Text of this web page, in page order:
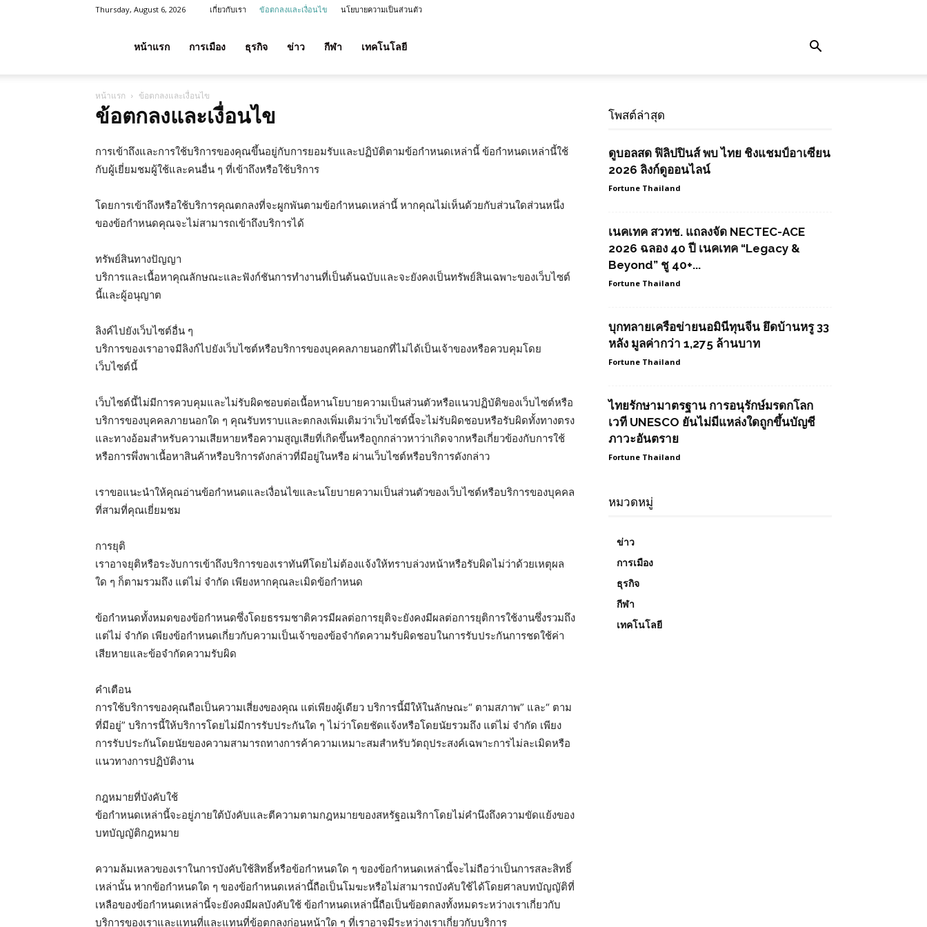
Thursday, August 6, 2026 เกี่ยวกับเรา ข้อตกลงและเงื่อนไข นโยบายความเป็นส่วนตัว
ลาภ
ประเทศไทย
หน้าแรก การเมือง ธุรกิจ ข่าว กีฬา เทคโนโลยี
หน้าแรก ข้อตกลงและเงื่อนไข
ข้อตกลงและเงื่อนไข
การเข้าถึงและการใช้บริการของคุณขึ้นอยู่กับการยอมรับและปฏิบัติตามข้อกำหนดเหล่านี้ ข้อกำหนดเหล่านี้ใช้
กับผู้เยี่ยมชมผู้ใช้และคนอื่น ๆ ที่เข้าถึงหรือใช้บริการ
โดยการเข้าถึงหรือใช้บริการคุณตกลงที่จะผูกพันตามข้อกำหนดเหล่านี้ หากคุณไม่เห็นด้วยกับส่วนใดส่วนหนึ่ง
ของข้อกำหนดคุณจะไม่สามารถเข้าถึงบริการได้
ทรัพย์สินทางปัญญา
บริการและเนื้อหาคุณลักษณะและฟังก์ชันการทำงานที่เป็นต้นฉบับและจะยังคงเป็นทรัพย์สินเฉพาะของเว็บไซต์
นี้และผู้อนุญาต
ลิงค์ไปยังเว็บไซต์อื่น ๆ
บริการของเราอาจมีลิงก์ไปยังเว็บไซต์หรือบริการของบุคคลภายนอกที่ไม่ได้เป็นเจ้าของหรือควบคุมโดย
เว็บไซต์นี้
เว็บไซต์นี้ไม่มีการควบคุมและไม่รับผิดชอบต่อเนื้อหานโยบายความเป็นส่วนตัวหรือแนวปฏิบัติของเว็บไซต์หรือ
บริการของบุคคลภายนอกใด ๆ คุณรับทราบและตกลงเพิ่มเติมว่าเว็บไซต์นี้จะไม่รับผิดชอบหรือรับผิดทั้งทางตรง
และทางอ้อมสำหรับความเสียหายหรือความสูญเสียที่เกิดขึ้นหรือถูกกล่าวหาว่าเกิดจากหรือเกี่ยวข้องกับการใช้
หรือการพึ่งพาเนื้อหาสินค้าหรือบริการดังกล่าวที่มีอยู่ในหรือ ผ่านเว็บไซต์หรือบริการดังกล่าว
เราขอแนะนำให้คุณอ่านข้อกำหนดและเงื่อนไขและนโยบายความเป็นส่วนตัวของเว็บไซต์หรือบริการของบุคคล
ที่สามที่คุณเยี่ยมชม
การยุติ
เราอาจยุติหรือระงับการเข้าถึงบริการของเราทันทีโดยไม่ต้องแจ้งให้ทราบล่วงหน้าหรือรับผิดไม่ว่าด้วยเหตุผล
ใด ๆ ก็ตามรวมถึง แต่ไม่ จำกัด เพียงหากคุณละเมิดข้อกำหนด
ข้อกำหนดทั้งหมดของข้อกำหนดซึ่งโดยธรรมชาติควรมีผลต่อการยุติจะยังคงมีผลต่อการยุติการใช้งานซึ่งรวมถึง
แต่ไม่ จำกัด เพียงข้อกำหนดเกี่ยวกับความเป็นเจ้าของข้อจำกัดความรับผิดชอบในการรับประกันการชดใช้ค่า
เสียหายและข้อจำกัดความรับผิด
คำเตือน
การใช้บริการของคุณถือเป็นความเสี่ยงของคุณ แต่เพียงผู้เดียว บริการนี้มีให้ในลักษณะ“ ตามสภาพ” และ“ ตาม
ที่มีอยู่” บริการนี้ให้บริการโดยไม่มีการรับประกันใด ๆ ไม่ว่าโดยชัดแจ้งหรือโดยนัยรวมถึง แต่ไม่ จำกัด เพียง
การรับประกันโดยนัยของความสามารถทางการค้าความเหมาะสมสำหรับวัตถุประสงค์เฉพาะการไม่ละเมิดหรือ
แนวทางการปฏิบัติงาน
กฎหมายที่บังคับใช้
ข้อกำหนดเหล่านี้จะอยู่ภายใต้บังคับและตีความตามกฎหมายของสหรัฐอเมริกาโดยไม่คำนึงถึงความขัดแย้งของ
บทบัญญัติกฎหมาย
ความล้มเหลวของเราในการบังคับใช้สิทธิ์หรือข้อกำหนดใด ๆ ของข้อกำหนดเหล่านี้จะไม่ถือว่าเป็นการสละสิทธิ์
เหล่านั้น หากข้อกำหนดใด ๆ ของข้อกำหนดเหล่านี้ถือเป็นโมฆะหรือไม่สามารถบังคับใช้ได้โดยศาลบทบัญญัติที่
เหลือของข้อกำหนดเหล่านี้จะยังคงมีผลบังคับใช้ ข้อกำหนดเหล่านี้ถือเป็นข้อตกลงทั้งหมดระหว่างเราเกี่ยวกับ
บริการของเราและแทนที่และแทนที่ข้อตกลงก่อนหน้าใด ๆ ที่เราอาจมีระหว่างเราเกี่ยวกับบริการ
โพสต์ล่าสุด
ดูบอลสด ฟิลิปปินส์ พบ ไทย ชิงแชมป์อาเซียน
2026 ลิงก์ดูออนไลน์
Fortune Thailand
เนคเทค สวทช. แถลงจัด NECTEC-ACE
2026 ฉลอง 40 ปี เนคเทค “Legacy &
Beyond” ชู 40+...
Fortune Thailand
บุกทลายเครือข่ายนอมินีทุนจีน ยึดบ้านหรู 33
หลัง มูลค่ากว่า 1,275 ล้านบาท
Fortune Thailand
ไทยรักษามาตรฐาน การอนุรักษ์มรดกโลก
เวที UNESCO ยันไม่มีแหล่งใดถูกขึ้นบัญชี
ภาวะอันตราย
Fortune Thailand
หมวดหมู่
ข่าว
การเมือง
ธุรกิจ
กีฬา
เทคโนโลยี